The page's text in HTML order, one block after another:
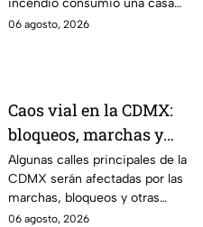
dormía
incendio consumió una casa
improvisada en pleno Centro
06 agosto, 2026
Caos vial en la CDMX:
bloqueos, marchas y
lluvias colapsan varias
avenidas
Algunas calles principales de la
CDMX serán afectadas por las
marchas, bloqueos y otras
protestas de este jueves;
06 agosto, 2026